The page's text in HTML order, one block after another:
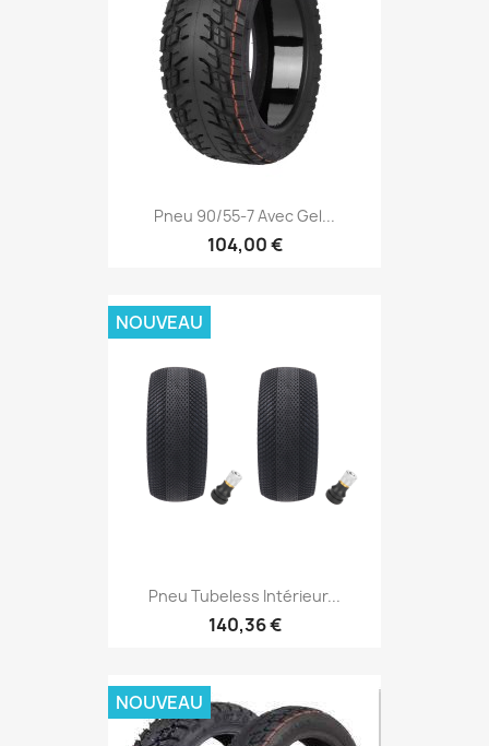
Pneu 90/55-7 Avec Gel...
104,00 €
Pneu Tubeless Intérieur...
140,36 €
NOUVEAU
NOUVEAU